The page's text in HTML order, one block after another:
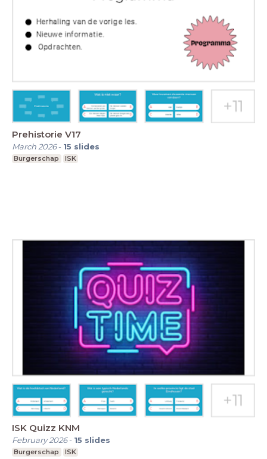
Prehistorie V17
March 2026- 15 slides
Burgerschap ISK
ISK Quizz KNM
February 2026- 15 slides
Burgerschap ISK